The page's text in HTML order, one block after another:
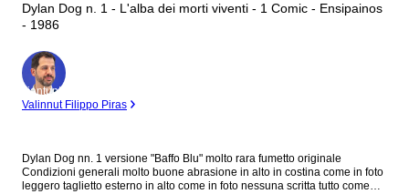
Dylan Dog n. 1 - L'alba dei morti viventi - 1 Comic - Ensipainos
- 1986
asiantuntija
Valinnut Filippo Piras
Dylan Dog nn. 1 versione "Baffo Blu" molto rara fumetto originale
Condizioni generali molto buone abrasione in alto in costina come in foto
leggero taglietto esterno in alto come in foto nessuna scritta tutto come